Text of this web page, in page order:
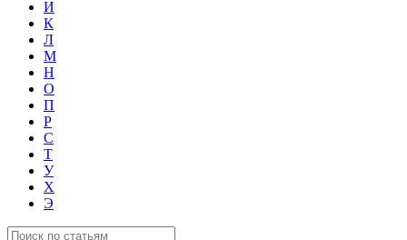
И
К
Л
М
Н
О
П
Р
С
Т
У
Х
Э